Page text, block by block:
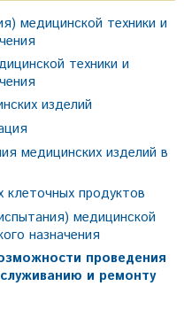
медицинской техники и
техники и
изделий
медицинских изделий в
клеточных продуктов
медицинской
назначения
проведения
и ремонту